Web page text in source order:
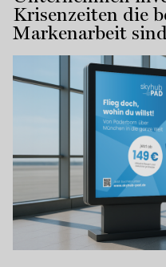
Krisenzeiten die
Markenarbeit